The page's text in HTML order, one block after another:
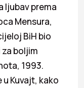
ljubav prema
Mensura,
BiH bio
boljim
1993.
Kuvajt, kako